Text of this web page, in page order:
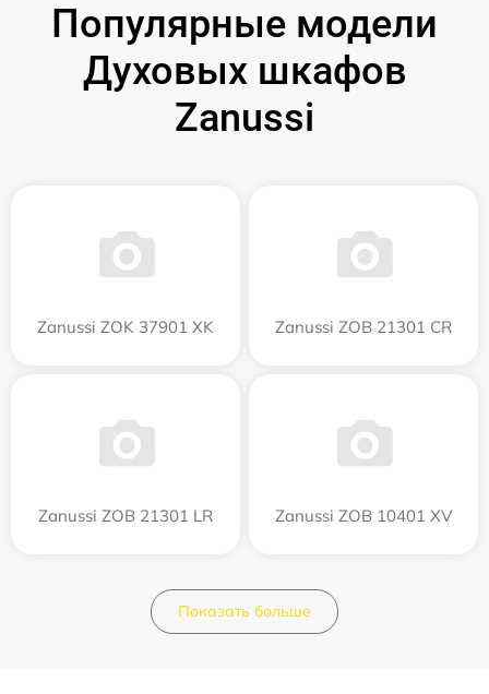
Популярные модели
Духовых шкафов
Zanussi
Zanussi ZOK 37901 XK Zanussi ZOB 21301 CR
Zanussi ZOB 21301 LR Zanussi ZOB 10401 XV
Показать больше